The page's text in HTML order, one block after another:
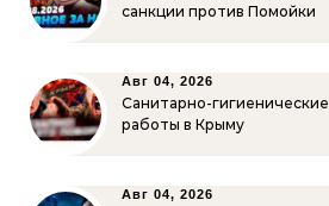
санкции против Помойки
Авг 04, 2026
Санитарно-гигиенические
работы в Крыму
Авг 04, 2026